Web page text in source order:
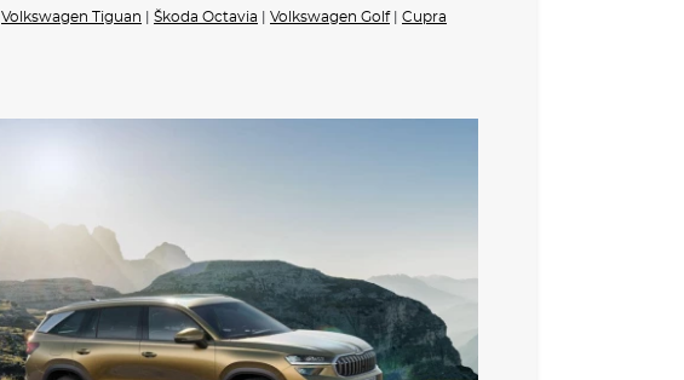
záruka na 5 let, do 100 000 km
boční skla a Sunset
vpředu a vzadu
v zavazadlovém prostoru
zrcátko s automatickým stmíváním
palubní desky černá Suedia
s osvětleným kosmetickým zrcátkem na straně řidiče a
pro nohy vpředu a vzadu
Volkswagen Tiguan Škoda Octavia Volkswagen Golf| Cupra